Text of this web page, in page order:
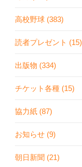
高校野球 (383)
読者プレゼント (15)
出版物 (334)
チケット各種 (15)
協力紙 (87)
お知らせ (9)
朝日新聞 (21)